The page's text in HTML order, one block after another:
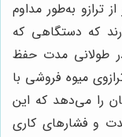
ترازو به‌طور مداوم
که دستگاهی که
در طولانی مدت حفظ
میوه فروشی با
را می‌دهد که این
و فشارهای کاری